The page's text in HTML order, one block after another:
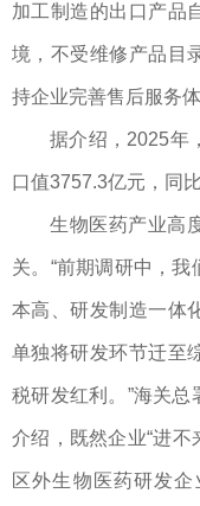
加工制造的出口产品
境，不受维修产品目
持企业完善售后服务体
据介绍，2025年
口值3757.3亿元，同
生物医药产业高
关。“前期调研中，
本高、研发制造一体
单独将研发环节迁至
税研发红利。”海关
介绍，既然企业“进不
区外生物医药研发